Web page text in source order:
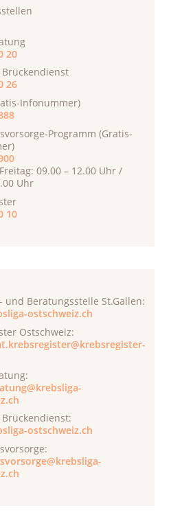
20
26
Infonummer)
Programm (Gratis-
09.00 – 12.00 Uhr /
Uhr
10
und Beratungsstelle St.Gallen:
ostschweiz.ch
Ostschweiz:
ostschweiz.ch